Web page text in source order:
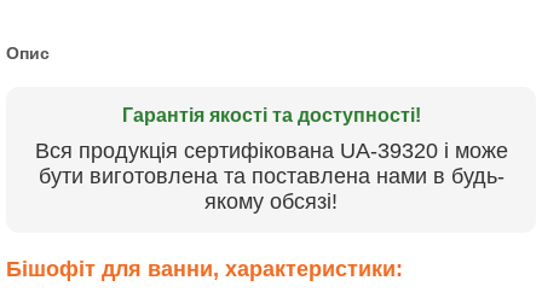
Опис
Гарантія якості та доступності!
Вся продукція сертифікована UА-39320 і може
бути виготовлена та поставлена нами в будь-
якому обсязі!
Бішофіт для ванни, характеристики: